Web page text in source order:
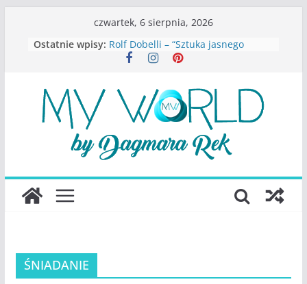
czwartek, 6 sierpnia, 2026
Ostatnie wpisy: Rolf Dobelli – “Sztuka jasnego
myślenia”
Konstancina. Sekrety seksbiznesu”
Katarzyna Lewandowicz – Zanim
straciliśmy siebie
Judith Joseph – “Wysoko
funkcjonująca depresja”
S.Wynn-Williams – “Bezwzględni. O
największego portalu
ŚNIADANIE